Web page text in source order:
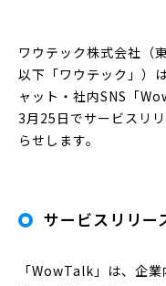
ワウテック株式会社（
以下「ワウテック」）
ャット・社内SNS「
3月25日でサービスリ
らせします。
サービスリリー
「WowTalk」は、企